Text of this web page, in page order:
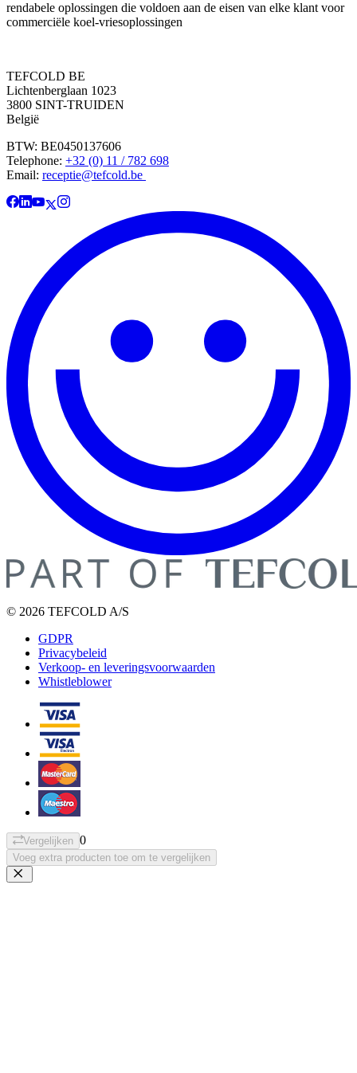
rendabele oplossingen die voldoen aan de eisen van elke klant voor
commerciële koel-vriesoplossingen
TEFCOLD BE
Lichtenberglaan 1023
3800 SINT-TRUIDEN
België
BTW: BE0450137606
Telephone: +32 (0) 11 / 782 698
Email: receptie@tefcold.be
© 2026 TEFCOLD A/S
GDPR
Privacybeleid
Verkoop- en leveringsvoorwaarden
Whistleblower
Vergelijken 0
Voeg extra producten toe om te vergelijken